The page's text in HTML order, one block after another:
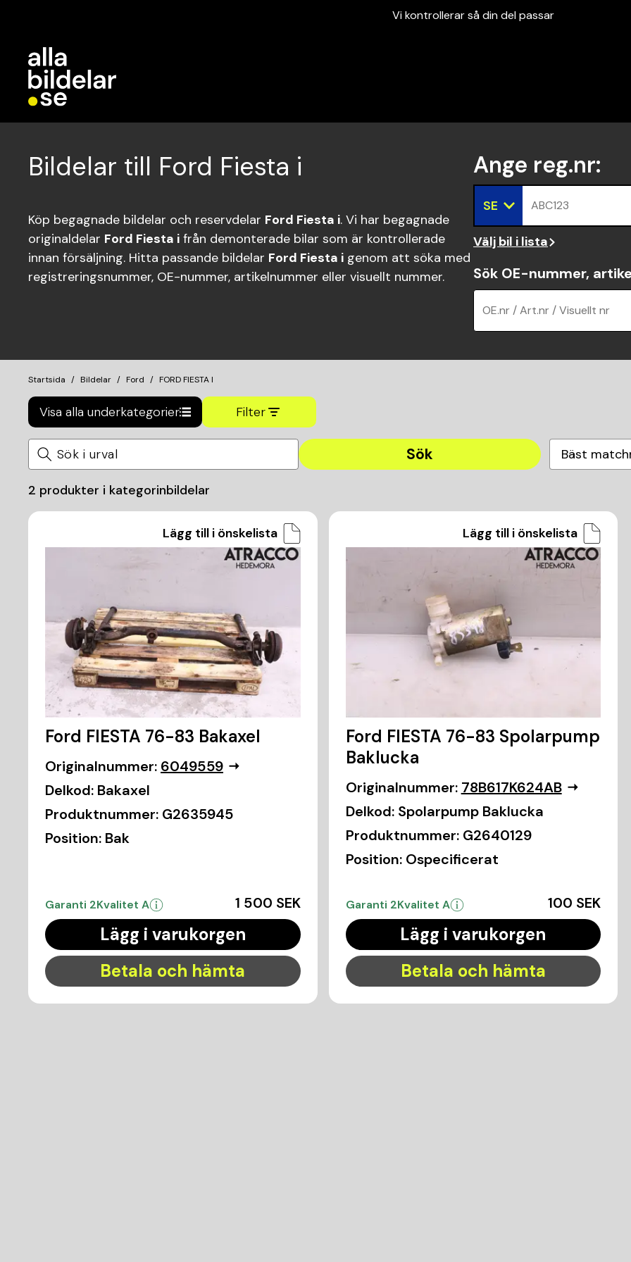
Vi kontrollerar så din del passar
Bildelar till Ford Fiesta i
Köp begagnade bildelar och reservdelar Ford Fiesta i. Vi har begagnade
originaldelar Ford Fiesta i från demonterade bilar som är kontrollerade
innan försäljning. Hitta passande bildelar Ford Fiesta i genom att söka med
registreringsnummer, OE-nummer, artikelnummer eller visuellt nummer.
Ange reg.nr:
SE ABC123
Välj bil i lista
Sök OE-nummer,
OE.nr / Art.nr / Visuellt nr
Startsida Bildelar Ford FORD FIESTA I
Visa alla underkategorier Filter
Sök Bäst
2 produkter i kategorinbildelar
Lägg till i önskelista
Ford FIESTA 76-83 Bakaxel
Originalnummer: 6049559
Delkod: Bakaxel
Produktnummer: G2635945
Position: Bak
Garanti 2Kvalitet A 1 500 SEK
Lägg i varukorgen
Betala och hämta
Lägg till i önskelista
Ford FIESTA 76-83 Spolarpump
Baklucka
Originalnummer: 78B617K624AB
Delkod: Spolarpump Baklucka
Produktnummer: G2640129
Position: Ospecificerat
Garanti 2Kvalitet A 100 SEK
Lägg i varukorgen
Betala och hämta